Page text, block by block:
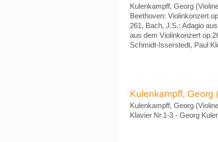
Kulenkampff, Georg
Beethoven: Violinkonzert
261, Bach, J.S.: Adagio
aus dem Violinkonzert
Schmidt-Isserstedt, Paul
Kulenkampff, Georg
Kulenkampff, Georg
Klavier Nr.1-3 - Georg